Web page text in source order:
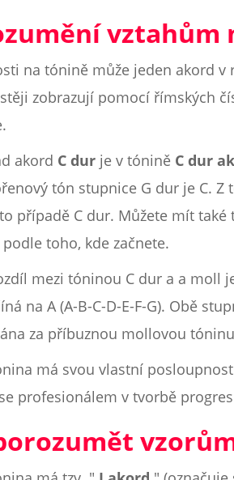
vztahům
na tónině může jeden akord
zobrazují pomocí římských
akord C dur je v tónině C dur
tón stupnice G dur je C.
případě C dur. Můžete mít
toho, kde začnete.
mezi tóninou C dur a a moll
na A (A-B-C-D-E-F-G). Obě
za příbuznou mollovou
má svou vlastní
profesionálem v tvorbě